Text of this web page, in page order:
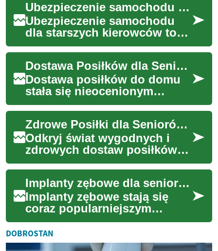
Ubezpieczenie samochodu dla seniora - kompleksowy przewodnik
Ubezpieczenie samochodu
dla starszych kierowców to
temat, który wymaga
szczególnej uwagi. Seniorzy
często stają przed...
Dostawa Posiłków dla Seniorów - Kompleksowy Przewodnik po Zdrowym Żywieniu z Dowozem
Dostawa posiłków do domu
stała się nieocenionym
wsparciem dla seniorów,
łącząc wygodę z dbałością o
prawidłowe odżywi...
Zdrowe Posiłki dla Seniorów: Kompleksowy Przewodnik Dostaw
Odkryj świat wygodnych i
zdrowych dostaw posiłków
dla seniorów. Nasz
przewodnik przedstawia
korzyści, opcje i wskazów...Implanty zębowe dla seniorów - kompleksowy przewodnik po nowoczesnym leczeniu
Implanty zębowe stają się
coraz popularniejszym
rozwiązaniem dla seniorów
poszukujących trwałego
sposobu na uzupełnie...
DOBROSTAN